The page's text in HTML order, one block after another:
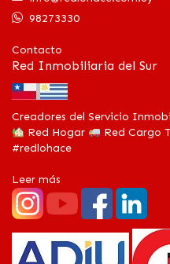
98273330
Contacto
Red Inmobiliaria del Sur
Creadores del Servicio
Red Hogar
Red Cargo
#redlohace
Leer más